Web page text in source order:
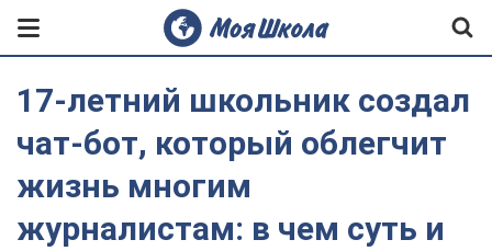
17-летний школьник создал
чат-бот, который облегчит
жизнь многим
журналистам: в чем суть и